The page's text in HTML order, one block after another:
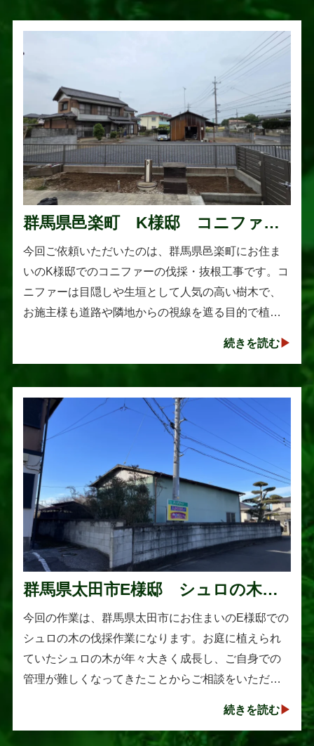
群馬県邑楽町 K様邸 コニファー
伐採・抜根工事
今回ご依頼いただいたのは、群馬県邑楽町にお住ま
いのK様邸でのコニファーの伐採・抜根工事です。コ
ニファーは目隠しや生垣として人気の高い樹木で、
お施主様も道路や隣地からの視線を遮る目的で植え
続きを読む
群馬県太田市E様邸 シュロの木の
伐採作業
今回の作業は、群馬県太田市にお住まいのE様邸での
シュロの木の伐採作業になります。お庭に植えられ
ていたシュロの木が年々大きく成長し、ご自身での
管理が難しくなってきたことからご相談をいただき
続きを読む